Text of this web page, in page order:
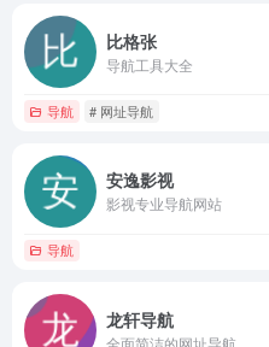
比格张
导航工具大全
导航 # 网址导航
安逸影视
影视专业导航网站
导航
龙轩导航
全面简洁的网址导航